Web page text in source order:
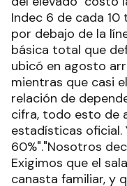
Indec 6 de cada
por debajo de la
básica total que
ubicó en agosto
mientras que casi
relación de
cifra, todo esto de
estadísticas oficial.
60%"."Nosotros
Exigimos que el
canasta familiar, y